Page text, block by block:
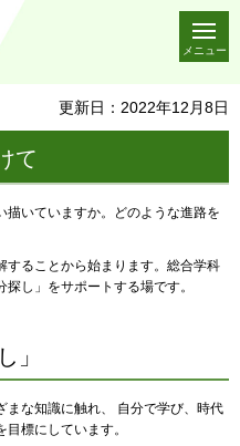
メニュー
更新日：2022年12月8日
て
いていますか。どのような進路を
することから始まります。総合学科
し」をサポートする場です。
」
まな知識に触れ、 自分で学び、時代
標にしています。